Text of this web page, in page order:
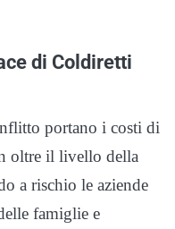
di Coldiretti
portano i costi di
oltre il livello della
a rischio le aziende
famiglie e